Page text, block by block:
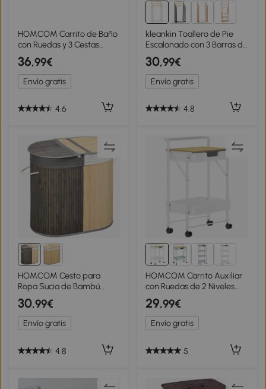
HOMCOM Carrito de Baño
con Ruedas y 3 Cestas
Carrito Auxiliar
Multifuncional de Madera
de Bambú 28x18x75 cm
Blanco
36,99€
Envío gratis
4.6
kleankin Toallero de Pie
Escalonado con 3 Barras de
Bambú y Marco de Acero
para Baño Lavadero
45x22,5x86 cm Blanco y
Natural
30,99€
Envío gratis
4.8
HOMCOM Cesto para
Ropa Sucia de Bambú
Capacidad de 100L Cesta
para la Colada con 2
Compartimentos
62,5x37x60,5 cm Gris
30,99€
Envío gratis
4.8
HOMCOM Carrito Auxiliar
con Ruedas de 2 Niveles
con Cajón Encimera y
Cesta de Rejilla para
Dormitorio Baño Cocina
Blanco
29,99€
Envío gratis
5